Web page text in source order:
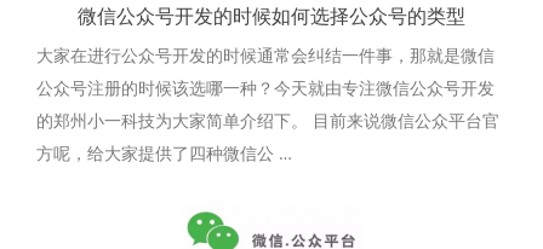
微信公众号开发的时候如何选择公众号的类型
大家在进行公众号开发的时候通常会纠结一件事，那就是微信
公众号注册的时候该选哪一种？今天就由专注微信公众号开发
的郑州小一科技为大家简单介绍下。 目前来说微信公众平台官
方呢，给大家提供了四种微信公 …